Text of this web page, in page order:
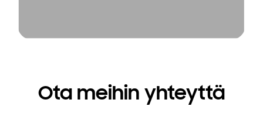
Ota meihin yhteyttä